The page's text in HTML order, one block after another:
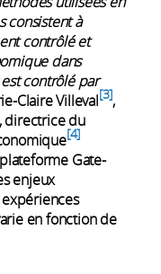
consistent à
contrôlé et
dans
contrôlé par
Claire Villeval 3 ,
directrice du
4
Gate-
enjeux
en fonction de